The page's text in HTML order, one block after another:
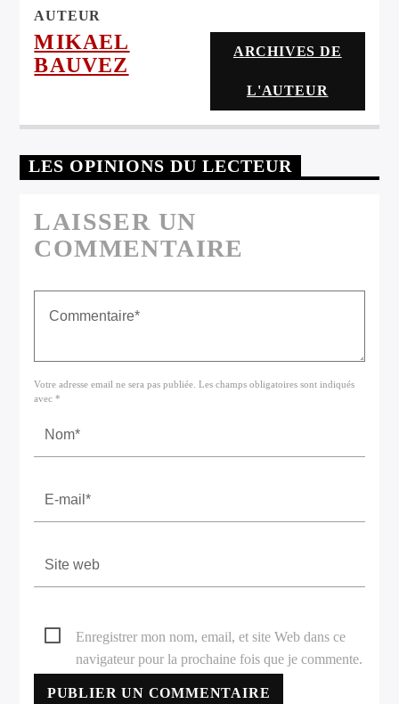
AUTEUR
MIKAEL
BAUVEZ
ARCHIVES DE
L'AUTEUR
LES OPINIONS DU LECTEUR
LAISSER UN
COMMENTAIRE
Votre adresse email ne sera pas publiée. Les champs obligatoires sont indiqués
avec *
Enregistrer mon nom, email, et site Web dans ce
navigateur pour la prochaine fois que je commente.